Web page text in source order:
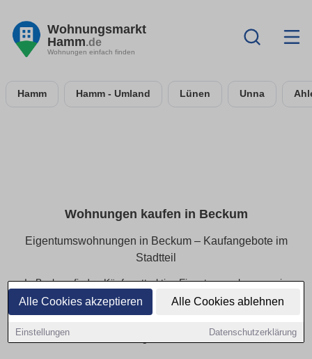
Alle Cookies akzeptieren Alle Cookies ablehnen
Einstellungen Datenschutzerklärung
Wohnungsmarkt
Hamm.de
Wohnungen einfach finden
Hamm Hamm - Umland Lünen Unna
Wohnungen kaufen in Beckum
Eigentumswohnungen in Beckum – Kaufangebote im
Stadtteil
In Beckum finden Käufer attraktive Eigentumswohnungen in
beliebten Wohnlagen. Ob kleines Apartment oder
großzügige Eigentumswohnung – hier sind alle aktuellen